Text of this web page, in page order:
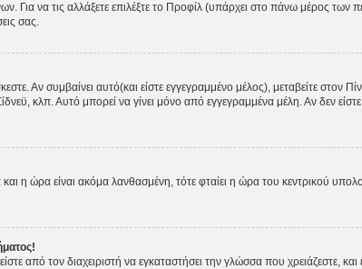
Για να τις αλλάξετε επιλέξτε το Προφίλ (υπάρχει στο πάνω μέρος των
σας.
Αν συμβαίνει αυτό(και είστε εγγεγραμμένο μέλος), μεταβείτε στον
κλπ. Αυτό μπορεί να γίνει μόνο από εγγεγραμμένα μέλη. Αν δεν
η ώρα είναι ακόμα λανθασμένη, τότε φταίει η ώρα του κεντρικού
από τον διαχειριστή να εγκαταστήσει την γλώσσα που χρειάζεστε,